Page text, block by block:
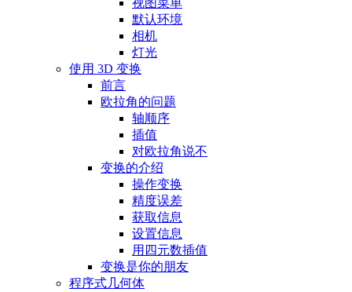
视图菜单
默认环境
相机
灯光
使用 3D 变换
前言
欧拉角的问题
轴顺序
插值
对欧拉角说不
变换的介绍
操作变换
精度误差
获取信息
设置信息
用四元数插值
变换是你的朋友
程序式几何体